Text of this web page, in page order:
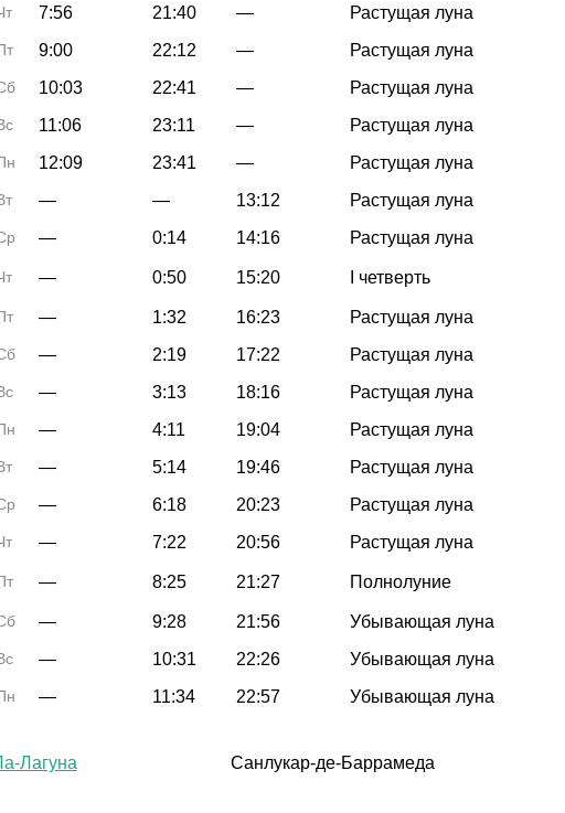
7:56 21:40 — Растущая луна
9:00 22:12 — Растущая луна
10:03 22:41 — Растущая луна
11:06 23:11 — Растущая луна
12:09 23:41 — Растущая луна
— — 13:12 Растущая луна
— 0:14 14:16 Растущая луна
— 0:50 15:20 I четверть
— 1:32 16:23 Растущая луна
— 2:19 17:22 Растущая луна
— 3:13 18:16 Растущая луна
— 4:11 19:04 Растущая луна
— 5:14 19:46 Растущая луна
— 6:18 20:23 Растущая луна
— 7:22 20:56 Растущая луна
— 8:25 21:27 Полнолуние
— 9:28 21:56 Убывающая луна
— 10:31 22:26 Убывающая луна
— 11:34 22:57 Убывающая луна
Лагуна Санлукар-де-Баррамеда